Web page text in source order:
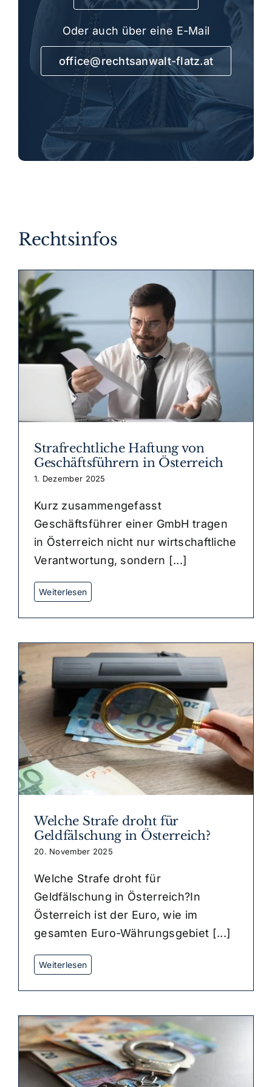
Oder auch über eine E-Mail
office@rechtsanwalt-flatz.at
Rechtsinfos
Strafrechtliche Haftung von
Geschäftsführern in Österreich
1. Dezember 2025
Kurz zusammengefasst
Geschäftsführer einer GmbH tragen
in Österreich nicht nur wirtschaftliche
Verantwortung, sondern [...]
Welche Strafe droht für
Geldfälschung in Österreich?
20. November 2025
Welche Strafe droht für
Geldfälschung in Österreich?In
Österreich ist der Euro, wie im
gesamten Euro-Währungsgebiet [...]